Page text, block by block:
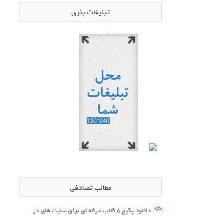
تبلیغات بنری
مطالب تصادفی
دانلود پکیج 8 قالب حرفه ای برای سایت های در